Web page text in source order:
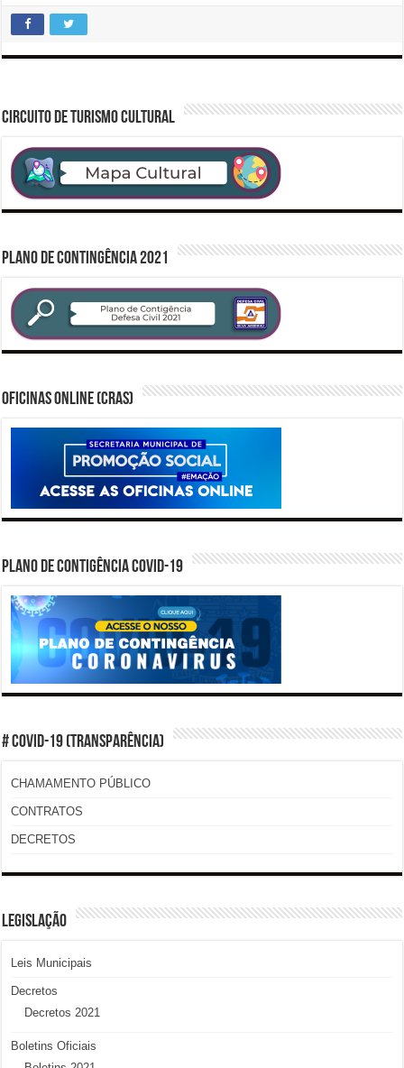
CIRCUITO DE TURISMO CULTURAL
PLANO DE CONTINGÊNCIA 2021
Oficinas Online (CRAS)
PLANO DE CONTIGÊNCIA COVID-19
# COVID-19 (TRANSPARÊNCIA)
CHAMAMENTO PÚBLICO
CONTRATOS
DECRETOS
LEGISLAÇÃO
Leis Municipais
Decretos
Decretos 2021
Boletins Oficiais